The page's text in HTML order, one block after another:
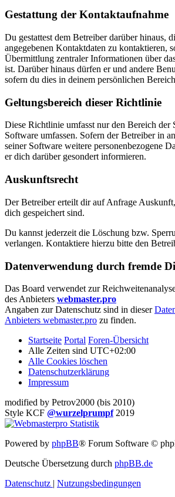
Gestattung der Kontaktaufnahme
Du gestattest dem Betreiber darüber hinaus,
angegebenen Kontaktdaten zu kontaktieren,
Übermittlung zentraler Informationen über
ist. Darüber hinaus dürfen er und andere
sofern du dies in deinem persönlichen
Geltungsbereich dieser Richtlinie
Diese Richtlinie umfasst nur den Bereich der
Software umfassen. Sofern der Betreiber in
seiner Software weitere personenbezogene
er dich darüber gesondert informieren.
Auskunftsrecht
Der Betreiber erteilt dir auf Anfrage
dich gespeichert sind.
Du kannst jederzeit die Löschung bzw.
verlangen. Kontaktiere hierzu bitte den
Datenverwendung durch fremde
Das Board verwendet zur
des Anbieters webmaster.pro
Angaben zur Datenschutz sind in dieser
Anbieters webmaster.pro zu finden.
Startseite Portal Foren-Übersicht
Alle Zeiten sind UTC+02:00
Alle Cookies löschen
Datenschutzerklärung
Impressum
modified by Petrov2000 (bis 2010)
Style KCF @wurzelprumpf2019
Powered by phpBB® Forum Software ©
Deutsche Übersetzung durch phpBB.de
Datenschutz | Nutzungsbedingungen